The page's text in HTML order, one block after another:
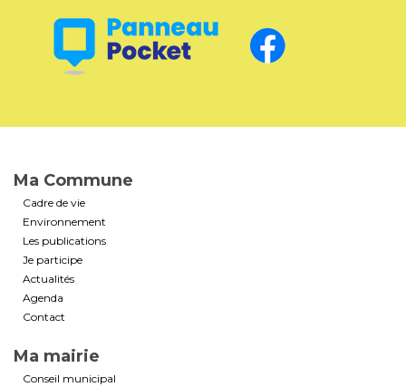
Ma Commune
Cadre de vie
Environnement
Les publications
Je participe
Actualités
Agenda
Contact
Ma mairie
Conseil municipal